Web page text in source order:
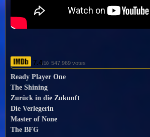
7.4/10 547,969 votes
Ready Player One
The Shining
Zurück in die Zukunft
Die Verlegerin
Master of None
The BFG